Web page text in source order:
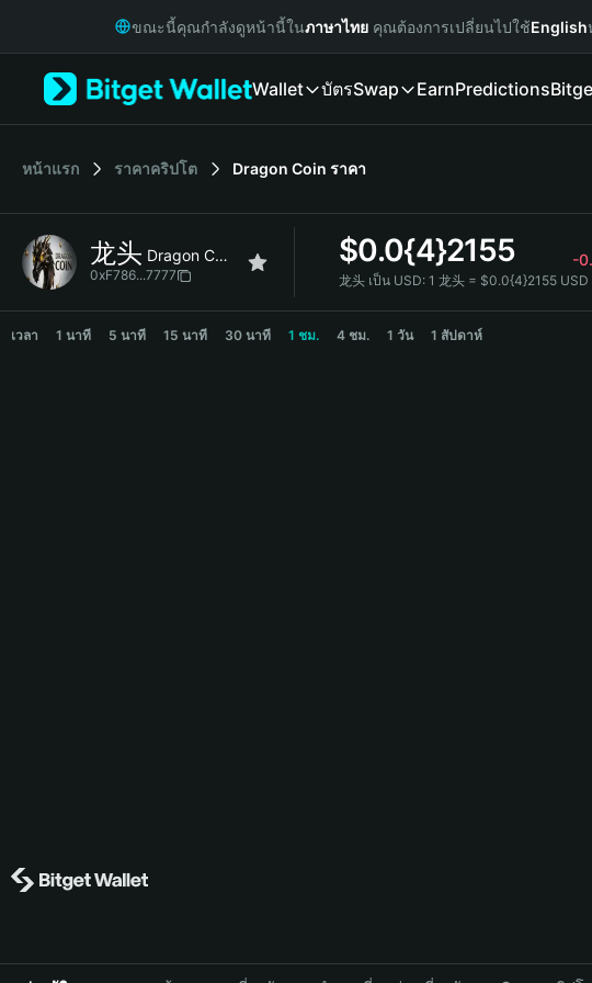
Русский
Italiano
简体中文
繁體中文
Bahasa Indonesia
ขณะนี้คุณกำลังดูหน้านี้ในภาษาไทย คุณต้องการเปลี่ยนไปใช้English
Wallet บัตรSwap EarnPredictions
หน้าแรก ราคาคริปโต Dragon Coin ราคา
龙头 Dragon Coin
0xF786...7777
$0.0{4}2155 -
龙头 เป็น USD: 1 龙头 = $0.0{4}2155 USD
龙头 Price Chart
เวลา 1 นาที 5 นาที 15 นาที 30 นาที 1 ชม. 4 ชม. 1 วัน 1 สัปดาห์